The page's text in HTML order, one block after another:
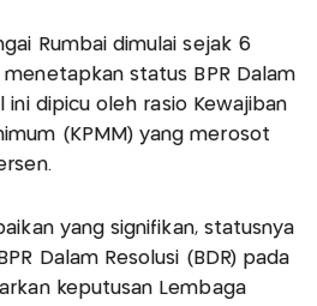
Rumbai dimulai sejak 6
menetapkan status BPR Dalam
ini dipicu oleh rasio Kewajiban
(KPMM) yang merosot
yang signifikan, statusnya
Dalam Resolusi (BDR) pada
keputusan Lembaga